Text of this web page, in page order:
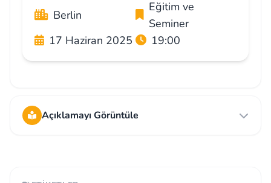
Berlin
Eğitim ve
Seminer
17 Haziran 2025
19:00
Açıklamayı Görüntüle